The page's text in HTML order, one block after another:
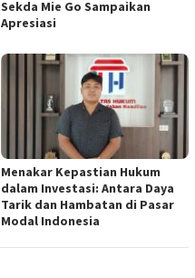
Sekda Mie Go Sampaikan
Apresiasi
Menakar Kepastian Hukum
dalam Investasi: Antara Daya
Tarik dan Hambatan di Pasar
Modal Indonesia